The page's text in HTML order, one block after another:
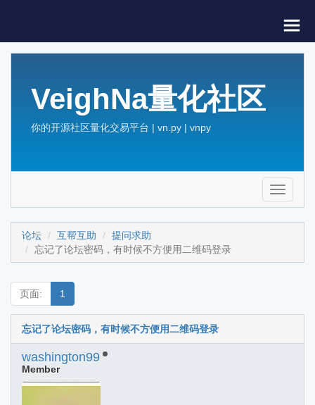
VeighNa量化社区
你的开源社区量化交易平台 | vn.py | vnpy
Toggle
论坛 互帮互助
提问求助
忘记了论坛密码，有时候不方便用二维码登录
页面: 1
忘记了论坛密码，有时候不方便用二维码登录
washington99
Member